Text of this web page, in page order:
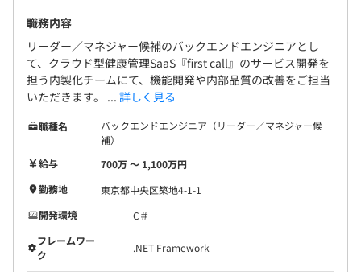
職務内容
リーダー／マネジャー候補のバックエンドエンジニアとし
て、クラウド型健康管理SaaS『first call』のサービス開発を
担う内製化チームにて、機能開発や内部品質の改善をご担当
いただきます。 ... 詳しく見る
職種名
バックエンドエンジニア（リーダー／マネジャー候
補）
給与
700万 〜 1,100万円
勤務地
東京都中央区築地4-1-1
開発環境
C＃
フレームワー
ク
.NET Framework